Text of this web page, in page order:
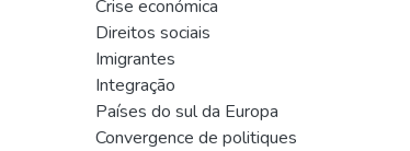
Crise económica
Direitos sociais
Imigrantes
Integração
Países do sul da Europa
Convergence de politiques